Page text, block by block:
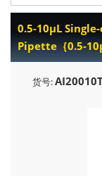
0.5-10μL
Pipette｛0.5-
货号: